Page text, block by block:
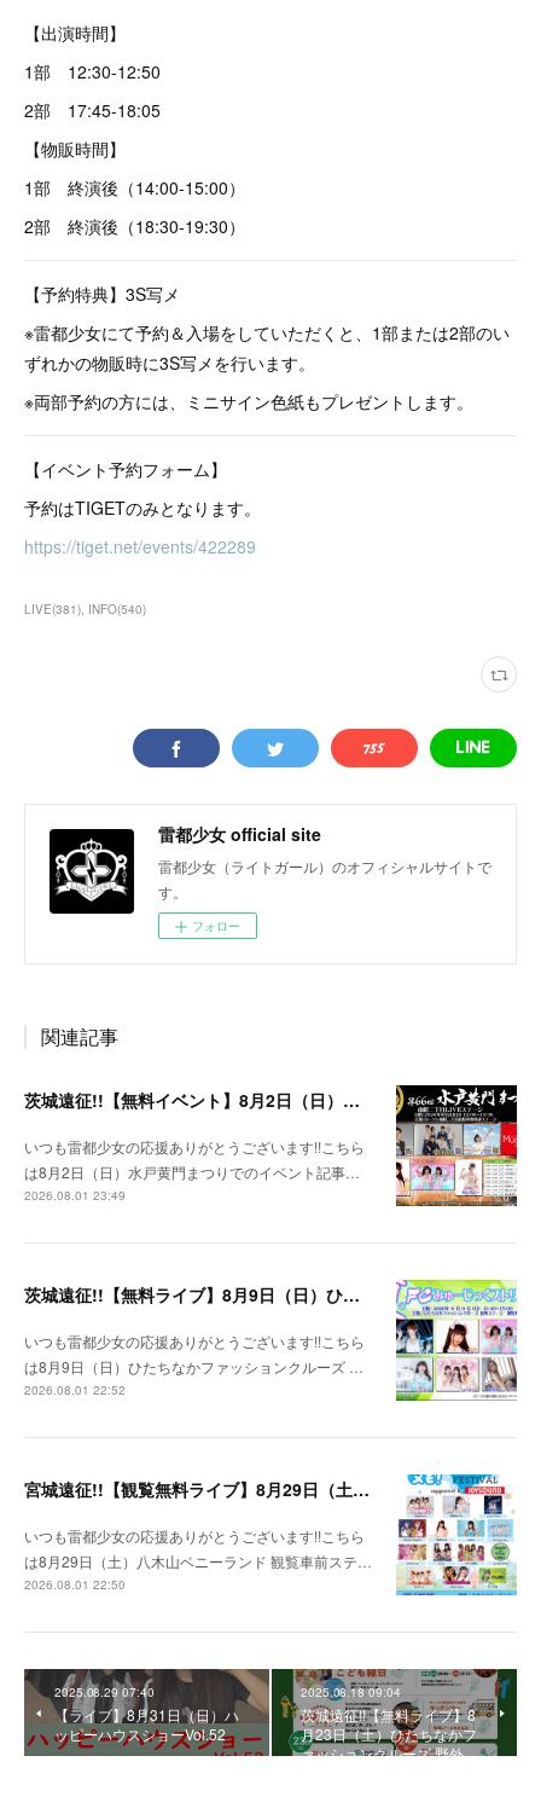
【出演時間】
1部 12:30-12:50
2部 17:45-18:05
【物販時間】
1部 終演後（14:00-15:00）
2部 終演後（18:30-19:30）
【予約特典】3S写メ
※雷都少女にて予約＆入場をしていただくと、1部または2部のい
ずれかの物販時に3S写メを行います。
※両部予約の方には、ミニサイン色紙もプレゼントします。
【イベント予約フォーム】
予約はTIGETのみとなります。
https://tiget.net/events/422289
LIVE(381) INFO(540)
雷都少女 official site
雷都少女（ライトガール）のオフィシャルサイトで
す。
フォロー
関連記事
茨城遠征!!【無料イベント】8月2日（日）水戸黄門まつり
いつも雷都少女の応援ありがとうございます!!こちら
は8月2日（日）水戸黄門まつりでのイベント記事…
2026.08.01 23:49
茨城遠征!!【無料ライブ】8月9日（日）ひたちなかファッションクルーズ 野外ステージ
いつも雷都少女の応援ありがとうございます!!こちら
は8月9日（日）ひたちなかファッションクルーズ …
2026.08.01 22:52
宮城遠征!!【観覧無料ライブ】8月29日（土）八木山ベニーランド
いつも雷都少女の応援ありがとうございます!!こちら
は8月29日（土）八木山ベニーランド 観覧車前ステ…
2026.08.01 22:50
2025.08.29 07:40
【ライブ】8月31日（日）ハ
ッピーハウスショーVol.52
2025.08.18 09:04
茨城遠征!!【無料ライブ】8
月23日（土）ひたちなかフ
ァッションクルーズ 野外…